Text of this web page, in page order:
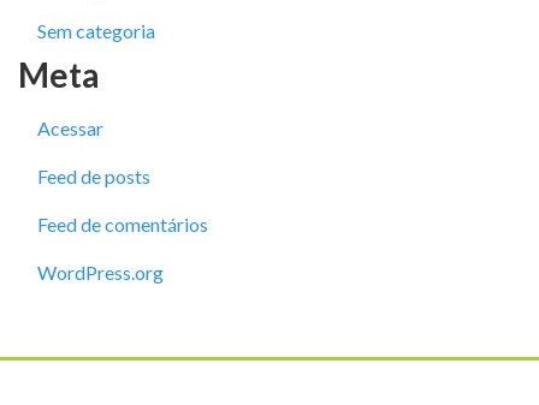
Sem categoria
Meta
Acessar
Feed de posts
Feed de comentários
WordPress.org